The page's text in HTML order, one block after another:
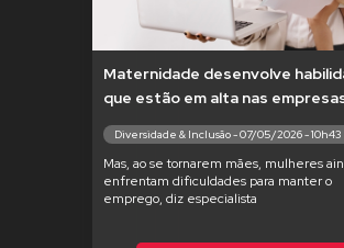
Maternidade desenvolve
que estão em alta nas
Diversidade & Inclusão - 07/05/2026 - 10h43
Mas, ao se tornarem mães, mulheres
enfrentam dificuldades para manter o
emprego, diz especialista